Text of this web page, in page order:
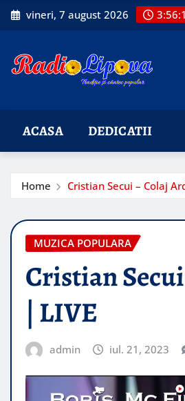
Skip
to
vineri, 7 august 2026
ACASA DEDICATII
Home Cristian Secui – Colaj
MUZICA POPULARA
Cristian
| LIVE
admin iul. 21, 2023